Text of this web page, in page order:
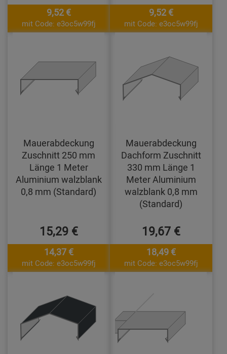
9,52 €
mit Code: e3oc5w99fj
9,52 €
mit Code: e3oc5w99fj
Mauerabdeckung
Zuschnitt 250 mm
Länge 1 Meter
Aluminium walzblank
0,8 mm (Standard)
15,29 €
14,37 €
mit Code: e3oc5w99fj
Mauerabdeckung
Dachform Zuschnitt
330 mm Länge 1
Meter Aluminium
walzblank 0,8 mm
(Standard)
19,67 €
18,49 €
mit Code: e3oc5w99fj